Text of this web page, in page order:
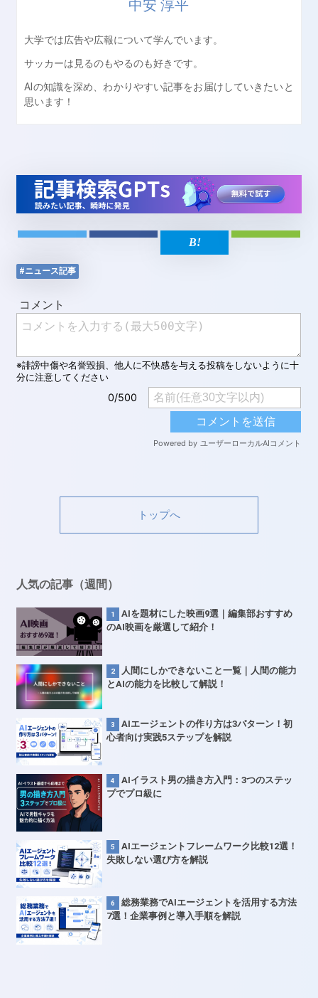
中安 淳平
大学では広告や広報について学んでいます。
サッカーは見るのもやるのも好きです。
AIの知識を深め、わかりやすい記事をお届けしていきたいと
思います！
#ニュース記事
トップへ
人気の記事（週間）
AIを題材にした映画9選｜編集部おすすめ
のAI映画を厳選して紹介！
人間にしかできないこと一覧｜人間の能力
とAIの能力を比較して解説！
AIエージェントの作り方は3パターン！初
心者向け実践5ステップを解説
AIイラスト男の描き方入門：3つのステッ
プでプロ級に
AIエージェントフレームワーク比較12選！
失敗しない選び方を解説
総務業務でAIエージェントを活用する方法
7選！企業事例と導入手順を解説